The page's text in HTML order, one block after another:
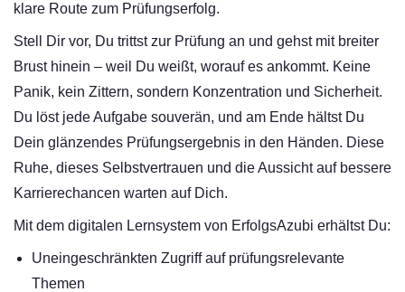
klare Route zum Prüfungserfolg.
Stell Dir vor, Du trittst zur Prüfung an und gehst mit breiter
Brust hinein – weil Du weißt, worauf es ankommt. Keine
Panik, kein Zittern, sondern Konzentration und Sicherheit.
Du löst jede Aufgabe souverän, und am Ende hältst Du
Dein glänzendes Prüfungsergebnis in den Händen. Diese
Ruhe, dieses Selbstvertrauen und die Aussicht auf bessere
Karrierechancen warten auf Dich.
Mit dem digitalen Lernsystem von ErfolgsAzubi erhältst Du:
Uneingeschränkten Zugriff auf prüfungsrelevante
Themen